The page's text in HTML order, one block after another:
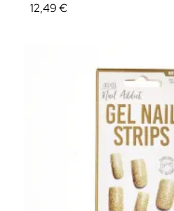
12,49 €